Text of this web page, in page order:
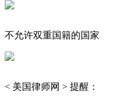
不允许双重国籍的国家
< 美国律师网 > 提醒：